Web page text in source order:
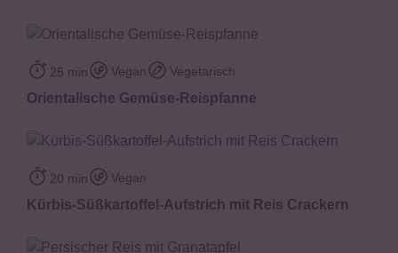
25 min Vegan Vegetarisch
Orientalische Gemüse-Reispfanne
20 min Vegan
Kürbis-Süßkartoffel-Aufstrich mit Reis Crackern